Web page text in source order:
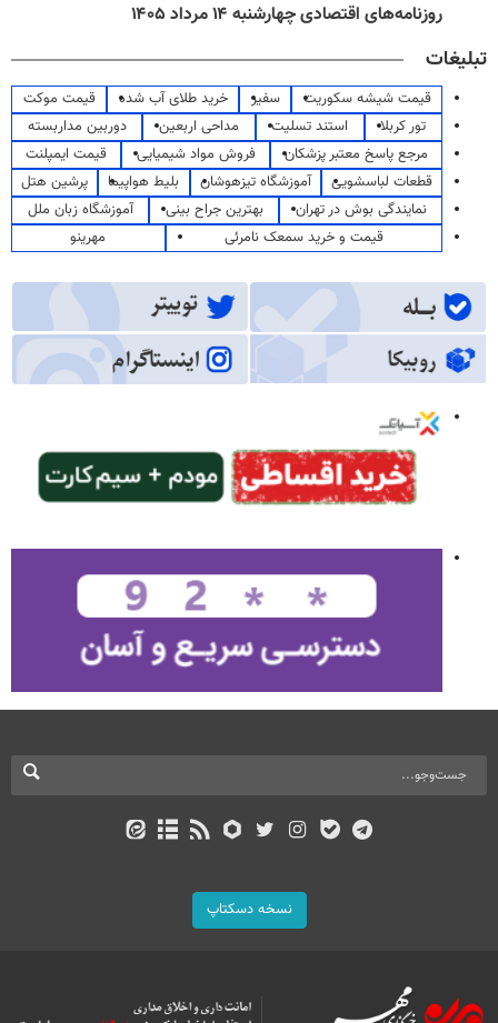
روزنامه‌های اقتصادی چهارشنبه ۱۴ مرداد ۱۴۰۵
تبلیغات
قیمت شیشه سکوریت سفیر خرید طلای آب شده
قیمت موکت
تور کربلا
استند تسلیت مداحی اربعین
دوربین مداربسته
مرجع پاسخ معتبر پزشکان
فروش مواد شیمیایی
قیمت ایمپلنت
قطعات لباسشویی
آموزشگاه تیزهوشان بلیط هواپیما
پرشین هتل
نمایندگی بوش در تهران
بهترین جراح بینی
آموزشگاه زبان ملل
قیمت و خرید سمعک نامرئی
مهرینو
نسخه دسکتاپ